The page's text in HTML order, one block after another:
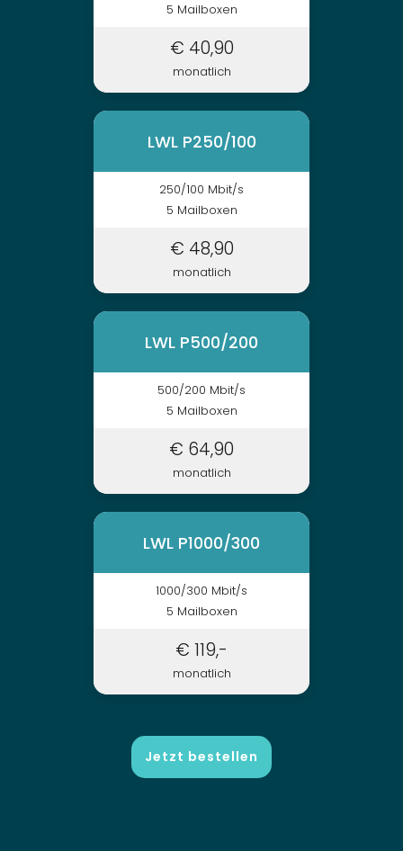
5 Mailboxen
€ 40,90
monatlich
LWL P250/100
250/100 Mbit/s
5 Mailboxen
€ 48,90
monatlich
LWL P500/200
500/200 Mbit/s
5 Mailboxen
€ 64,90
monatlich
LWL P1000/300
1000/300 Mbit/s
5 Mailboxen
€ 119,-
monatlich
Jetzt bestellen